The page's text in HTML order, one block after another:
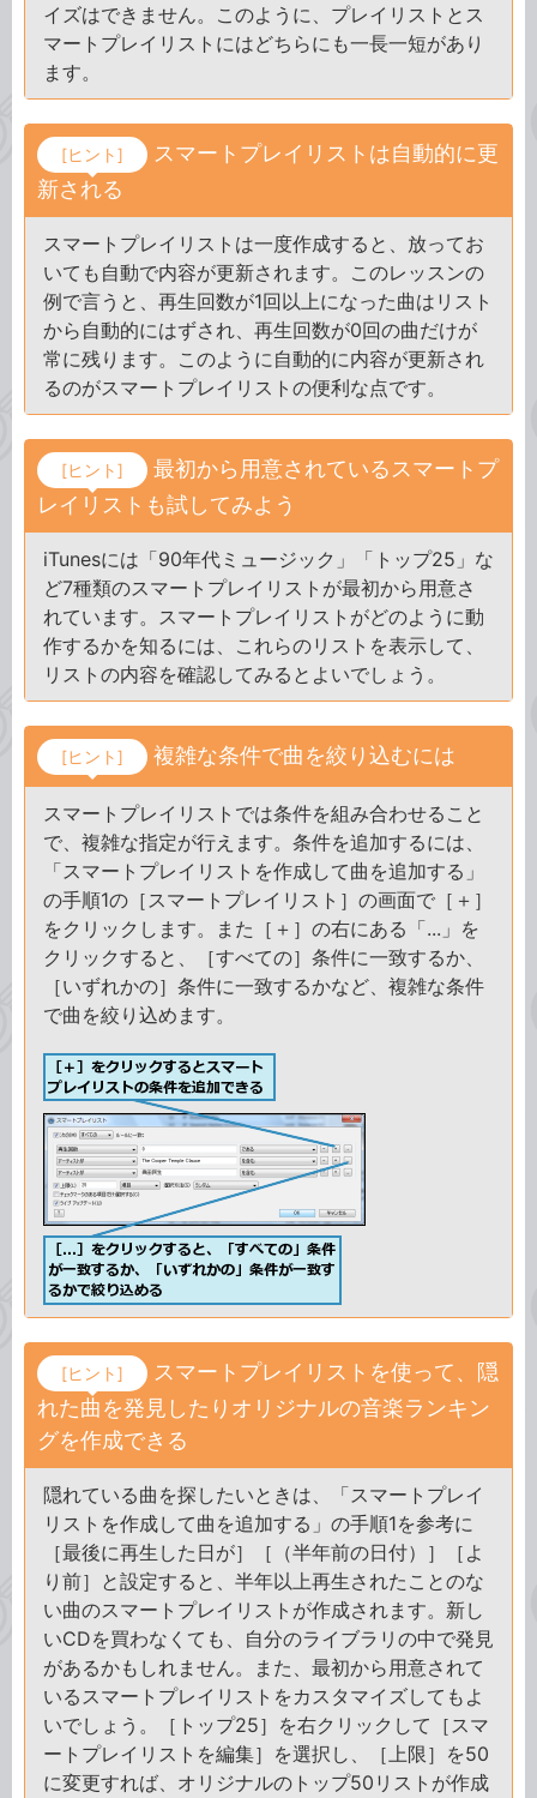
イズはできません。このように、プレイリストとス
マートプレイリストにはどちらにも一長一短があり
ます。
[ヒント]
スマートプレイリストは自動的に更
新される
スマートプレイリストは一度作成すると、放ってお
いても自動で内容が更新されます。このレッスンの
例で言うと、再生回数が1回以上になった曲はリスト
から自動的にはずされ、再生回数が0回の曲だけが
常に残ります。このように自動的に内容が更新され
るのがスマートプレイリストの便利な点です。
[ヒント]
最初から用意されているスマートプ
レイリストも試してみよう
iTunesには「90年代ミュージック」「トップ25」な
ど7種類のスマートプレイリストが最初から用意さ
れています。スマートプレイリストがどのように動
作するかを知るには、これらのリストを表示して、
リストの内容を確認してみるとよいでしょう。
[ヒント] 複雑な条件で曲を絞り込むには
スマートプレイリストでは条件を組み合わせること
で、複雑な指定が行えます。条件を追加するには、
「スマートプレイリストを作成して曲を追加する」
の手順1の［スマートプレイリスト］の画面で［＋］
をクリックします。また［＋］の右にある「...」を
クリックすると、［すべての］条件に一致するか、
［いずれかの］条件に一致するかなど、複雑な条件
で曲を絞り込めます。
[ヒント]
スマートプレイリストを使って、隠
れた曲を発見したりオリジナルの音楽ランキン
グを作成できる
隠れている曲を探したいときは、「スマートプレイ
リストを作成して曲を追加する」の手順1を参考に
［最後に再生した日が］［（半年前の日付）］［よ
り前］と設定すると、半年以上再生されたことのな
い曲のスマートプレイリストが作成されます。新し
いCDを買わなくても、自分のライブラリの中で発見
があるかもしれません。また、最初から用意されて
いるスマートプレイリストをカスタマイズしてもよ
いでしょう。［トップ25］を右クリックして［スマ
ートプレイリストを編集］を選択し、［上限］を50
に変更すれば、オリジナルのトップ50リストが作成